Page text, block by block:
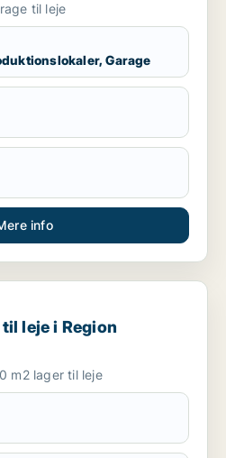
til leje
Garage
info
i Region Sjælland
leje i Region
m2 lager til leje